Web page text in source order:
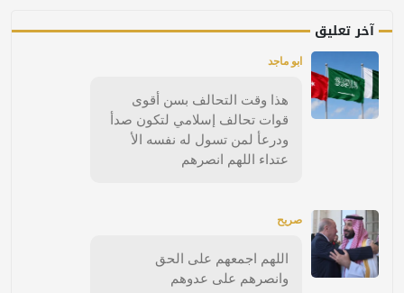
آخر تعليق
ابو ماجد
هذا وقت التحالف بسن أقوى
قوات تحالف إسلامي لتكون صدأ
ودرعأ لمن تسول له نفسه الأ
عتداء اللهم انصرهم
صريح
اللهم اجمعهم على الحق
وانصرهم على عدوهم